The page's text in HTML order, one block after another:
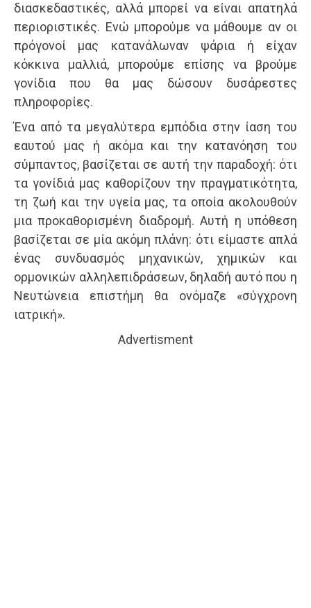
διασκεδαστικές, αλλά μπορεί να είναι απατηλά
περιοριστικές. Ενώ μπορούμε να μάθουμε αν οι
πρόγονοί μας κατανάλωναν ψάρια ή είχαν
κόκκινα μαλλιά, μπορούμε επίσης να βρούμε
γονίδια που θα μας δώσουν δυσάρεστες
πληροφορίες.
Ένα από τα μεγαλύτερα εμπόδια στην ίαση του
εαυτού μας ή ακόμα και την κατανόηση του
σύμπαντος, βασίζεται σε αυτή την παραδοχή: ότι
τα γονίδιά μας καθορίζουν την πραγματικότητα,
τη ζωή και την υγεία μας, τα οποία ακολουθούν
μια προκαθορισμένη διαδρομή. Αυτή η υπόθεση
βασίζεται σε μία ακόμη πλάνη: ότι είμαστε απλά
ένας συνδυασμός μηχανικών, χημικών και
ορμονικών αλληλεπιδράσεων, δηλαδή αυτό που η
Νευτώνεια επιστήμη θα ονόμαζε «σύγχρονη
ιατρική».
Advertisment